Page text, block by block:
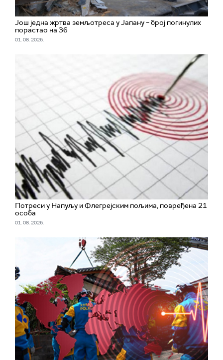
Још једна жртва земљотреса у Јапану – број погинулих
порастао на 36
01. 08. 2026.
Потреси у Напуљу и Флегрејским пољима, повређена 21
особа
01. 08. 2026.